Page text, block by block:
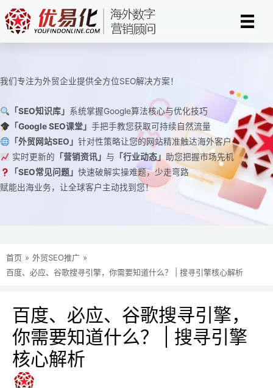
至
我们专注为外贸企业提供全方位SEO解决方案！
「SEO知识库」 系统掌握Google算法核心与优化技巧
「Google SEO课堂」 手把手教您获取可持续自然流量
「外贸网站SEO」 针对性策略让您的网站精准触达海外客户
实时更新的 「营销资讯」 与 「行业动态」 助您把握市场先机
「SEO常见问题」 快速破解实操难题，少走弯路
赋能出海业务，让全球客户主动找到您！
首页 » 外贸SEO推广 »
百度、必应、谷歌搜寻引擎，你需要知道什么？ | 搜寻引擎核心解析
百度、必应、谷歌搜寻引擎，
你需要知道什么？ | 搜寻引擎
核心解析